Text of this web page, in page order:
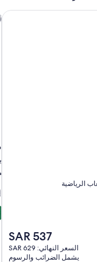
الرياضية
السعر
الحالي
هو
SAR 537
السعر النهائي: SAR 629
يشمل الضرائب والرسوم